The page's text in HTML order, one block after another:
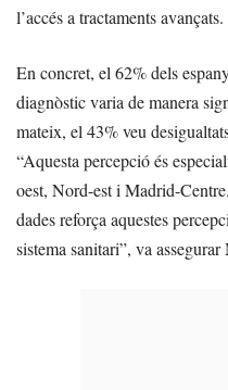
l’accés a tractaments avançats.
En concret, el 62% dels
diagnòstic varia de manera
mateix, el 43% veu
“Aquesta percepció és
oest, Nord-est i Madrid-
dades reforça aquestes
sistema sanitari”, va assegurar